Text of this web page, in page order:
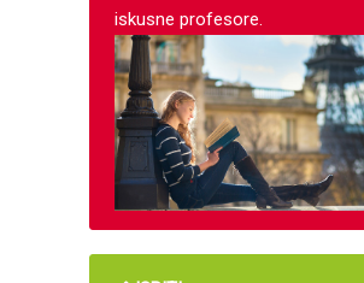
iskusne profesore.